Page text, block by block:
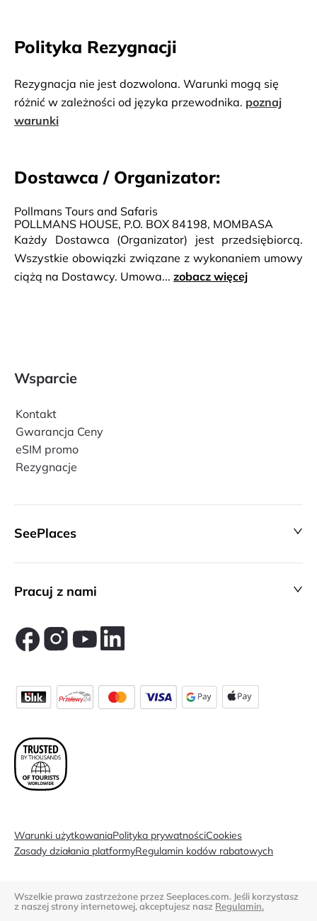
Polityka Rezygnacji
Rezygnacja nie jest dozwolona. Warunki mogą się
różnić w zależności od języka przewodnika. poznaj
warunki
Dostawca / Organizator:
Pollmans Tours and Safaris
POLLMANS HOUSE, P.O. BOX 84198, MOMBASA
Każdy Dostawca (Organizator) jest przedsiębiorcą.
Wszystkie obowiązki związane z wykonaniem umowy
ciążą na Dostawcy. Umowa... zobacz więcej
Wsparcie
Kontakt
Gwarancja Ceny
eSIM promo
Rezygnacje
SeePlaces
Pracuj z nami
Warunki użytkowaniaPolityka prywatnościCookies
Zasady działania platformyRegulamin kodów rabatowych
Wszelkie prawa zastrzeżone przez Seeplaces.com. Jeśli korzystasz
z naszej strony internetowej, akceptujesz nasz Regulamin.